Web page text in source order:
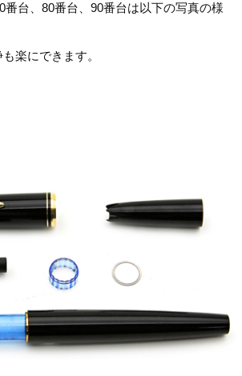
番台、80番台、90番台は以下の写真の様
楽にできます。